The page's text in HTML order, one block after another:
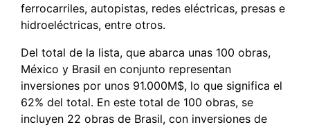
ferrocarriles, autopistas, redes eléctricas, presas e
hidroeléctricas, entre otros.
Del total de la lista, que abarca unas 100 obras,
México y Brasil en conjunto representan
inversiones por unos 91.000M$, lo que significa el
62% del total. En este total de 100 obras, se
incluyen 22 obras de Brasil, con inversiones de